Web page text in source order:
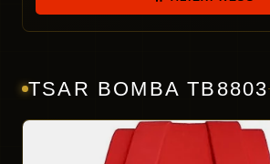
TSAR BOMBA TB8803